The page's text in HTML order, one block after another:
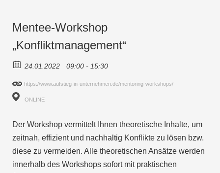
Mentee-Workshop
„Konfliktmanagement“
24.01.2022 09:00 - 15:30
https://www.aufstieg-in-unternehmen.de/mentoring-workshops/
ONLINE
Der Workshop vermittelt Ihnen theoretische Inhalte, um
zeitnah, effizient und nachhaltig Konflikte zu lösen bzw.
diese zu vermeiden. Alle theoretischen Ansätze werden
innerhalb des Workshops sofort mit praktischen